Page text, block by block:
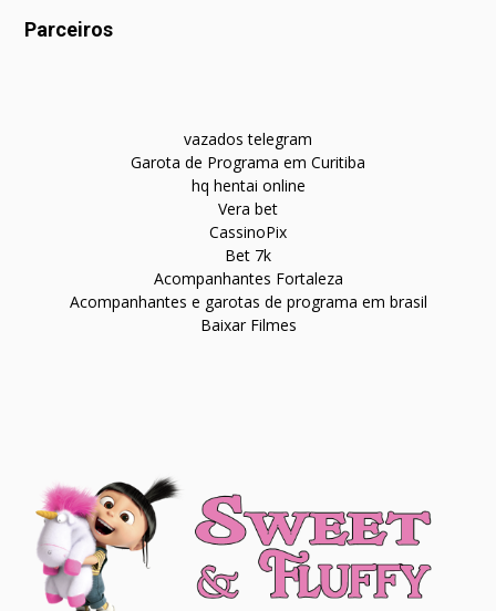
Parceiros
vazados telegram
Garota de Programa em Curitiba
hq hentai online
Vera bet
CassinoPix
Bet 7k
Acompanhantes Fortaleza
Acompanhantes e garotas de programa em brasil
Baixar Filmes